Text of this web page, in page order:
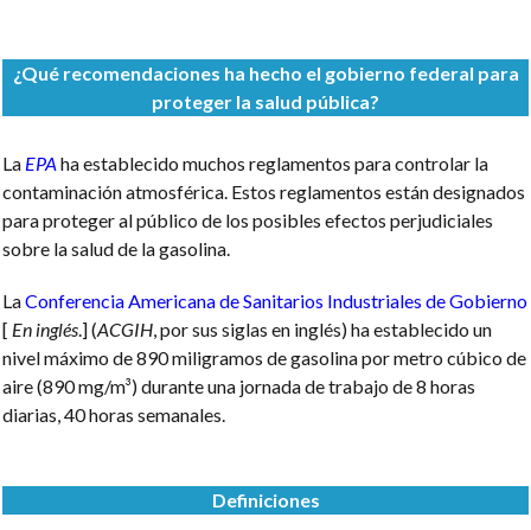
¿Qué recomendaciones ha hecho el gobierno federal para
proteger la salud pública?
La EPA ha establecido muchos reglamentos para controlar la
contaminación atmosférica. Estos reglamentos están designados
para proteger al público de los posibles efectos perjudiciales
sobre la salud de la gasolina.
LaConferencia Americana de Sanitarios Industriales de Gobierno
[ En inglés.] (ACGIH, por sus siglas en inglés) ha establecido un
nivel máximo de 890 miligramos de gasolina por metro cúbico de
aire (890 mg/m³) durante una jornada de trabajo de 8 horas
diarias, 40 horas semanales.
Definiciones